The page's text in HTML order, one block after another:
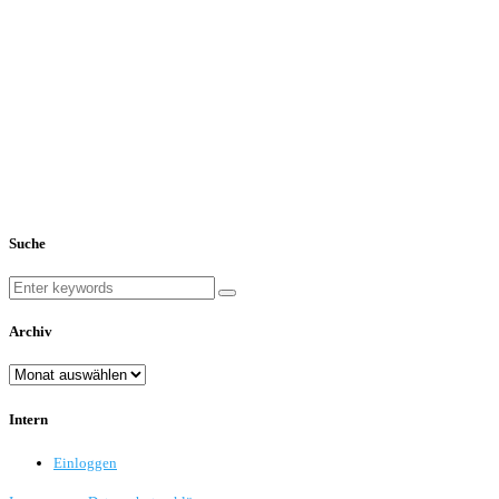
Suche
Archiv
Archiv
Intern
Einloggen